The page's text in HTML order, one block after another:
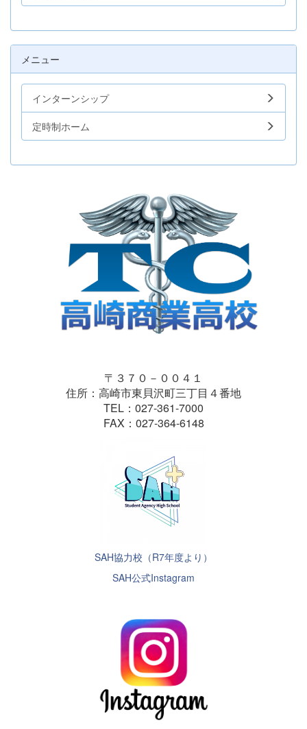
メニュー
インターンシップ
定時制ホーム
〒３７０－００４１
住所：高崎市東貝沢町三丁目４番地
TEL：027-361-7000
FAX：027-364-6148
SAH協力校（R7年度より）
SAH公式Instagram